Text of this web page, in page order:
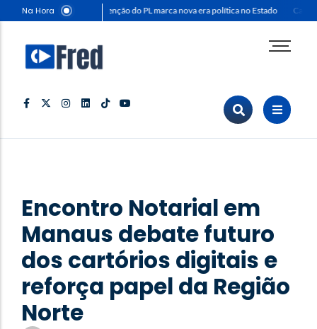
Na Hora Convenção do PL marca nova era política no Estado
Comunicação & Marketing
Negócios & Empresas
Sustentabilidade
Encontro Notarial em
Manaus debate futuro
dos cartórios digitais e
reforça papel da Região
Norte